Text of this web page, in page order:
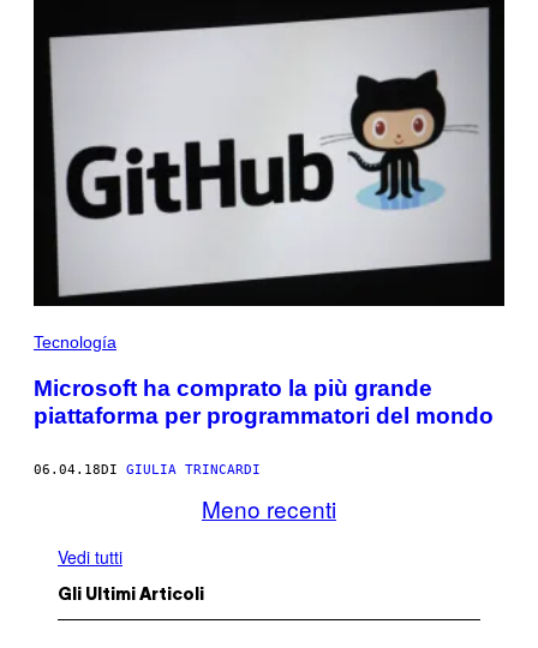
Tecnología
Microsoft ha comprato la più grande
piattaforma per programmatori del mondo
06.04.18DI GIULIA TRINCARDI
Meno recenti
Vedi tutti
Gli Ultimi Articoli